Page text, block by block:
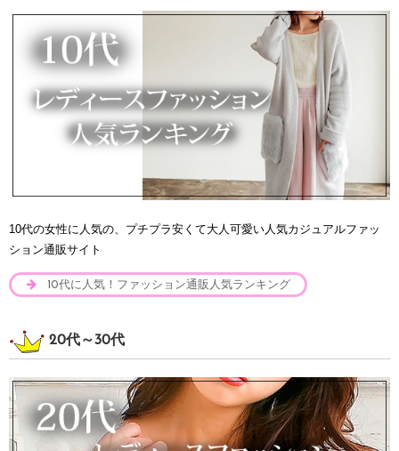
10代の女性に人気の、プチプラ安くて大人可愛い人気カジュアルファッ
ション通販サイト
10代に人気！ファッション通販人気ランキング
20代～30代